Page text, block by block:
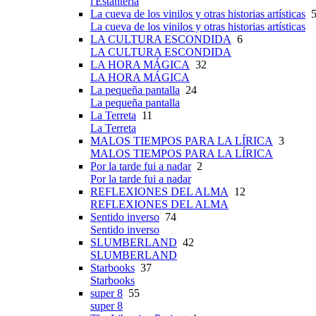
La cueva de los vinilos y otras historias artísticas
La cueva de los vinilos y otras historias artísticas
LA CULTURA ESCONDIDA 6
LA CULTURA ESCONDIDA
LA HORA MÁGICA 32
LA HORA MÁGICA
La pequeña pantalla 24
La pequeña pantalla
La Terreta 11
La Terreta
MALOS TIEMPOS PARA LA LÍRICA 3
MALOS TIEMPOS PARA LA LÍRICA
Por la tarde fui a nadar2
Por la tarde fui a nadar
REFLEXIONES DEL ALMA
12
REFLEXIONES DEL ALMA
Sentido inverso 74
Sentido inverso
SLUMBERLAND 42
SLUMBERLAND
Starbooks 37
Starbooks
super 8 55
super 8